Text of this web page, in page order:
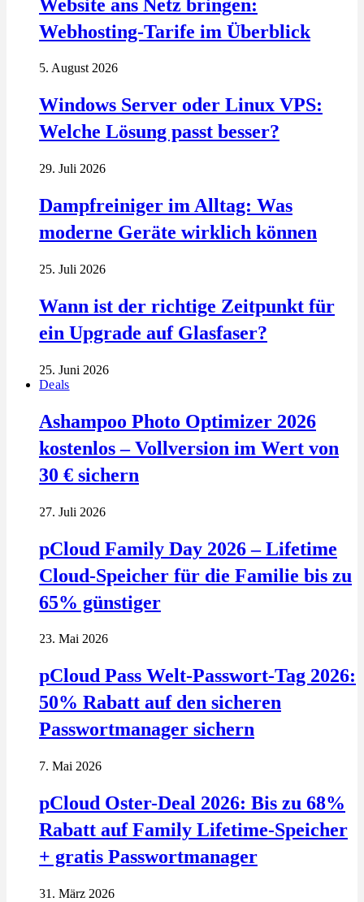
Website ans Netz bringen:
Webhosting-Tarife im Überblick
5. August 2026
Windows Server oder Linux VPS:
Welche Lösung passt besser?
29. Juli 2026
Dampfreiniger im Alltag: Was
moderne Geräte wirklich können
25. Juli 2026
Wann ist der richtige Zeitpunkt für
ein Upgrade auf Glasfaser?
25. Juni 2026
Deals
Ashampoo Photo Optimizer 2026
kostenlos – Vollversion im Wert von
30 € sichern
27. Juli 2026
pCloud Family Day 2026 – Lifetime
Cloud-Speicher für die Familie bis zu
65% günstiger
23. Mai 2026
pCloud Pass Welt-Passwort-Tag 2026:
50% Rabatt auf den sicheren
Passwortmanager sichern
7. Mai 2026
pCloud Oster-Deal 2026: Bis zu 68%
Rabatt auf Family Lifetime-Speicher
+ gratis Passwortmanager
31. März 2026